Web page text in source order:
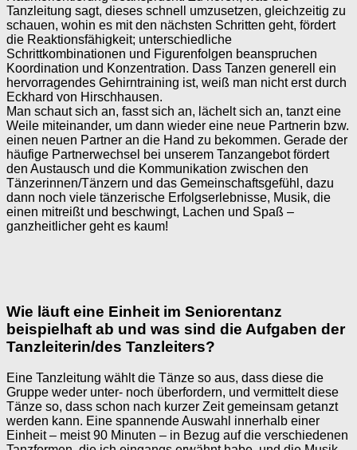
Tanzleitung sagt, dieses schnell umzusetzen, gleichzeitig zu
schauen, wohin es mit den nächsten Schritten geht, fördert
die Reaktionsfähigkeit; unterschiedliche
Schrittkombinationen und Figurenfolgen beanspruchen
Koordination und Konzentration. Dass Tanzen generell ein
hervorragendes Gehirntraining ist, weiß man nicht erst durch
Eckhard von Hirschhausen.
Man schaut sich an, fasst sich an, lächelt sich an, tanzt eine
Weile miteinander, um dann wieder eine neue Partnerin bzw.
einen neuen Partner an die Hand zu bekommen. Gerade der
häufige Partnerwechsel bei unserem Tanzangebot fördert
den Austausch und die Kommunikation zwischen den
Tänzerinnen/Tänzern und das Gemeinschaftsgefühl, dazu
dann noch viele tänzerische Erfolgserlebnisse, Musik, die
einen mitreißt und beschwingt, Lachen und Spaß –
ganzheitlicher geht es kaum!
Wie läuft eine Einheit im Seniorentanz
beispielhaft ab und was sind die Aufgaben der
Tanzleiterin/des Tanzleiters?
Eine Tanzleitung wählt die Tänze so aus, dass diese die
Gruppe weder unter- noch überfordern, und vermittelt diese
Tänze so, dass schon nach kurzer Zeit gemeinsam getanzt
werden kann. Eine spannende Auswahl innerhalb einer
Einheit – meist 90 Minuten – in Bezug auf die verschiedenen